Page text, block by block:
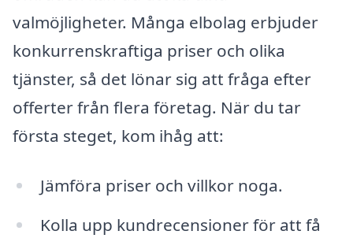
valmöjligheter. Många elbolag erbjuder
konkurrenskraftiga priser och olika
tjänster, så det lönar sig att fråga efter
offerter från flera företag. När du tar
första steget, kom ihåg att:
Jämföra priser och villkor noga.
Kolla upp kundrecensioner för att få